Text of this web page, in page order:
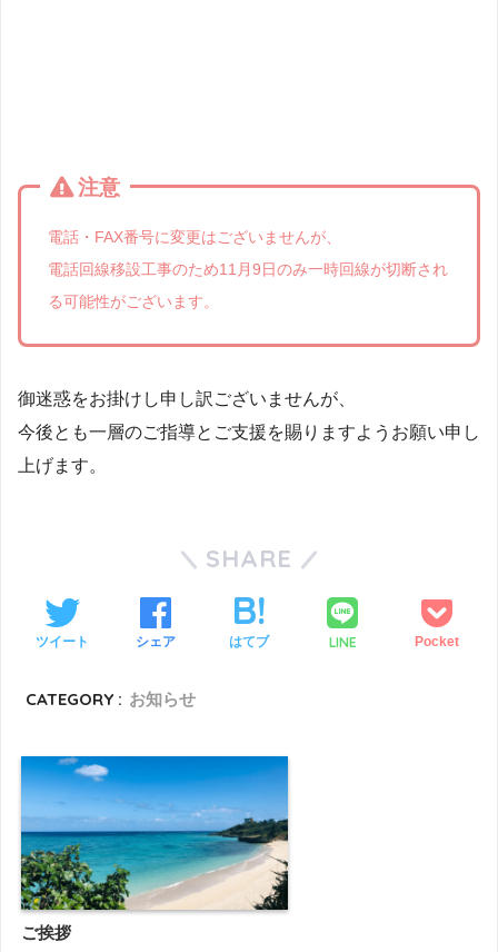
注意
電話・FAX番号に変更はございませんが、
電話回線移設工事のため11月9日のみ一時回線が切断され
る可能性がございます。
御迷惑をお掛けし申し訳ございませんが、
今後とも一層のご指導とご支援を賜りますようお願い申し
上げます。
SHARE
ツイート シェア はてブ LINE Pocket
CATEGORY : お知らせ
ご挨拶